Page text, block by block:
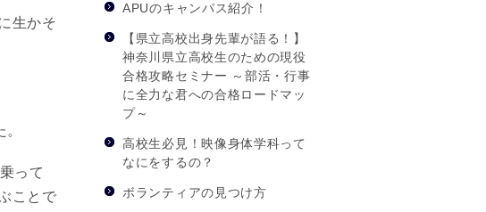
生かそ
って
ことで
APUのキャンパス紹介！
【県立高校出身先輩が語る！】
神奈川県立高校生のための現役
合格攻略セミナー ～部活・行事
に全力な君への合格ロードマッ
プ～
高校生必見！映像身体学科って
なにをするの？
ボランティアの見つけ方